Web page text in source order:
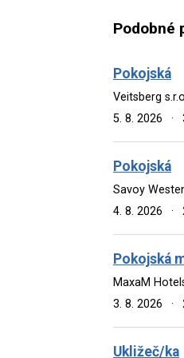
Podobné
Pokojská
Veitsberg
5. 8. 2026
·
Pokojská
Savoy
4. 8. 2026
·
Pokojská
MaxaM
3. 8. 2026
·
Ukližeč/ka